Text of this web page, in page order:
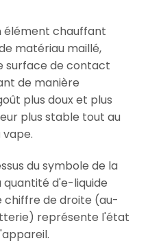
élément chauffant
matériau maillé,
surface de contact
de manière
plus doux et plus
plus stable tout au
vape.
du symbole de la
d'e-liquide
chiffre de droite (au-
représente l'état